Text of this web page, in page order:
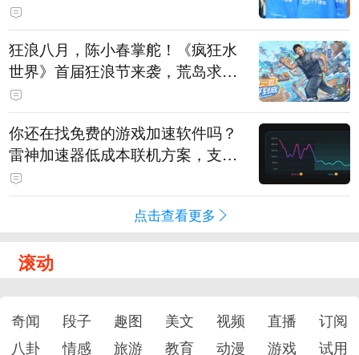
狂浪八月，陈小春掌舵！《疯狂水
世界》首届狂浪节来袭，荒岛求生
直播即将开启
你还在找免费的游戏加速软件吗？
雷神加速器低成本联机方案，支持
免费试用
点击查看更多
滚动
奇闻 段子 趣图 美文 视频 直播
订阅
八卦
情感 旅游 教育 动漫 游戏 试用